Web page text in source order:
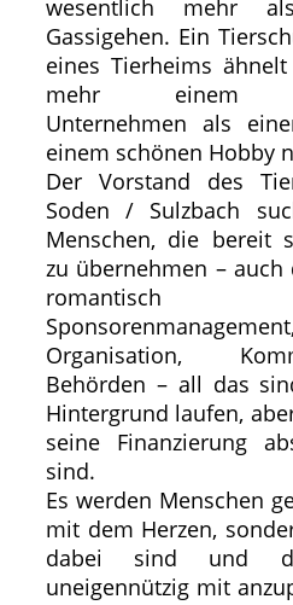
wesentlich mehr
Gassigehen. Ein
eines Tierheims
mehr einem
Unternehmen als
einem schönen Hobby
Der Vorstand des
Soden / Sulzbach
Menschen, die bereit
zu übernehmen –
Organisation,
Behörden – all das
Hintergrund laufen,
seine Finanzierung
sind.
Es werden Menschen
mit dem Herzen,
dabei sind und
uneigennützig mit